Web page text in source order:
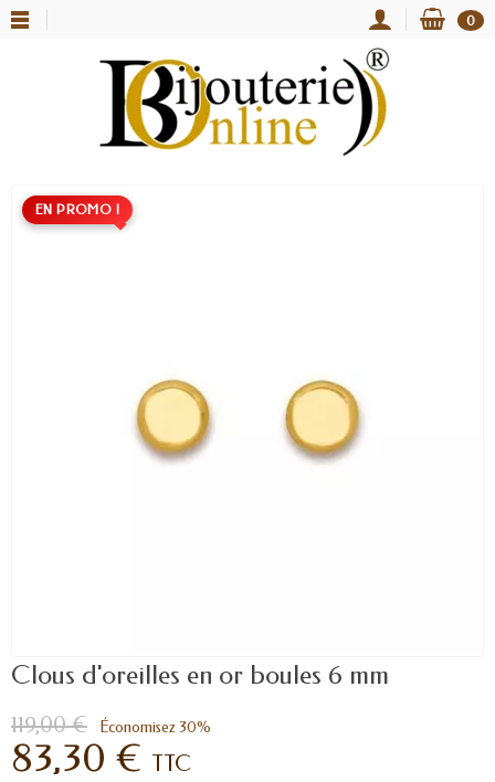
0
EN PROMO !
Clous d'oreilles en or boules 6 mm
119,00 € Économisez 30%
83,30 € TTC